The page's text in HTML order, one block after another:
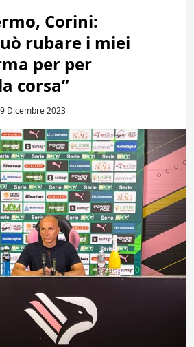
Corini:
rubare i miei
per per
corsa”
9 Dicembre 2023